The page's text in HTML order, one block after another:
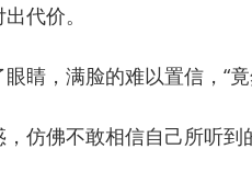
代价。
，满脸的难以置信，“
佛不敢相信自己所听到